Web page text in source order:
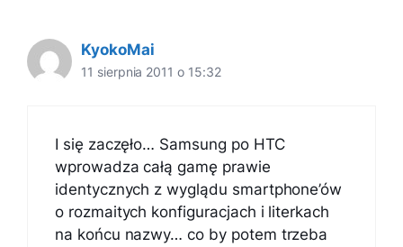
KyokoMai
11 sierpnia 2011 o 15:32
I się zaczęło… Samsung po HTC
wprowadza całą gamę prawie
identycznych z wyglądu smartphone’ów
o rozmaitych konfiguracjach i literkach
na końcu nazwy… co by potem trzeba